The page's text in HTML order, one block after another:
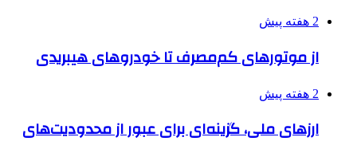
2 هفته پیش
از موتورهای کم‌مصرف تا خودروهای هیبریدی
2 هفته پیش
ارزهای ملی، گزینه‌ای برای عبور از محدودیت‌های